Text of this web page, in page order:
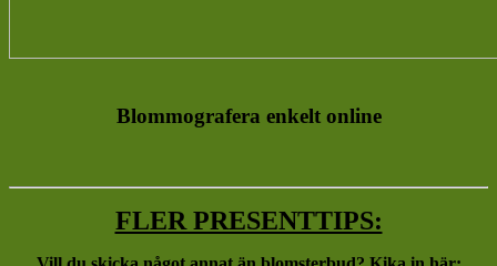
Blommografera enkelt online
FLER PRESENTTIPS: